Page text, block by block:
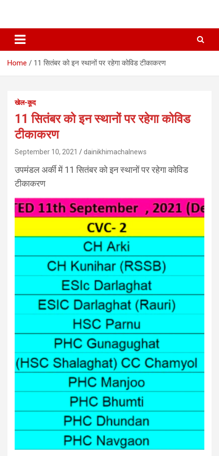
Home 11 सितंबर को इन स्थानों पर रहेगा कोविड टीकाकरण
खेल-कूद
11 सितंबर को इन स्थानों पर रहेगा कोविड
टीकाकरण
September 10, 2021 dainikhimachalnews
उपमंडल अर्की में 11 सितंबर को इन स्थानों पर रहेगा कोविड
टीकाकरण